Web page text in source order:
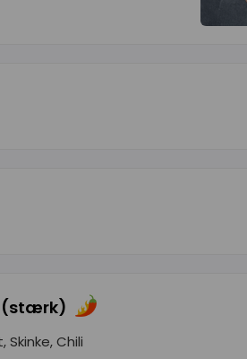
(stærk)
Skinke, Chili